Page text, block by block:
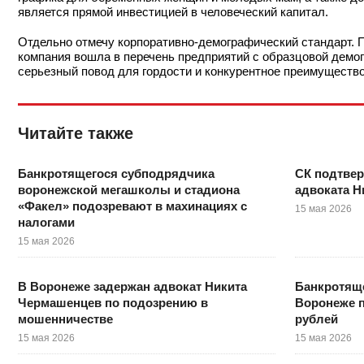
является прямой инвестицией в человеческий капитал.
Отдельно отмечу корпоративно‑демографический
компания вошла в перечень предприятий с образцовой
серьезный повод для гордости и конкурентное
Читайте также
Банкротящегося субподрядчика
воронежской мегашколы и стадиона
«Факел» подозревают в махинациях с
налогами
15 мая 2026
СК
адвоката
15 мая 2026
В Воронеже задержан адвокат Никита
Чермашенцев по подозрению в
мошенничестве
15 мая 2026
Воронеже
рублей
15 мая 2026